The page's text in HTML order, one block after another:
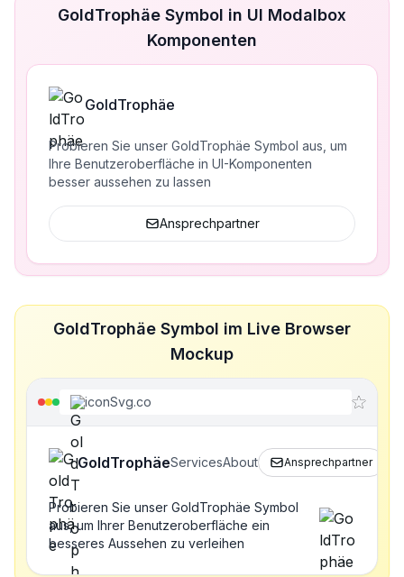
GoldTrophäe Symbol in UI Modalbox
Komponenten
GoldTrophäe
Probieren Sie unser GoldTrophäe Symbol aus, um
Ihre Benutzeroberfläche in UI-Komponenten
besser aussehen zu lassen
Ansprechpartner
GoldTrophäe Symbol im Live Browser
Mockup
iconSvg.co
GoldTrophäeServicesAbout Ansprechpartner
Probieren Sie unser GoldTrophäe Symbol
aus, um Ihrer Benutzeroberfläche ein
besseres Aussehen zu verleihen